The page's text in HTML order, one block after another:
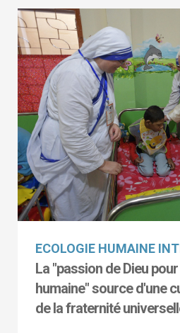
ECOLOGIE HUMAINE
La "passion de Dieu
humaine" source d'une
de la fraternité